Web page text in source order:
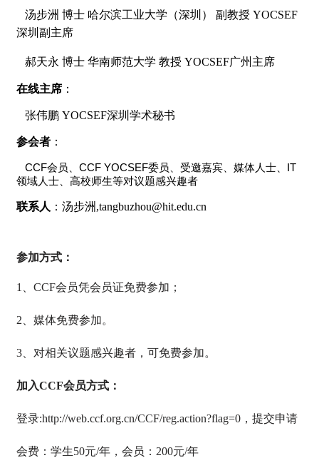
汤步洲 博士 哈尔滨工业大学（深圳） 副教授 YOCSEF
深圳副主席
郝天永 博士 华南师范大学 教授 YOCSEF广州主席
在线主席 ：
张伟鹏 YOCSEF深圳学术秘书
参会者 ：
CCF会员、CCF YOCSEF委员、受邀嘉宾、媒体人士、IT
领域人士、高校师生等对议题感兴趣者
联系人 ：汤步洲,tangbuzhou@hit.edu.cn
参加方式：
1 CCF会员凭会员证免费参加；
2 、媒体免费参加。
3 、对相关议题感兴趣者，可免费参加。
加入CCF会员方式：
登录:http://web.ccf.org.cn/CCF/reg.action?flag=0 ，提交申请
会费：学生50元/年，会员： 200元/年